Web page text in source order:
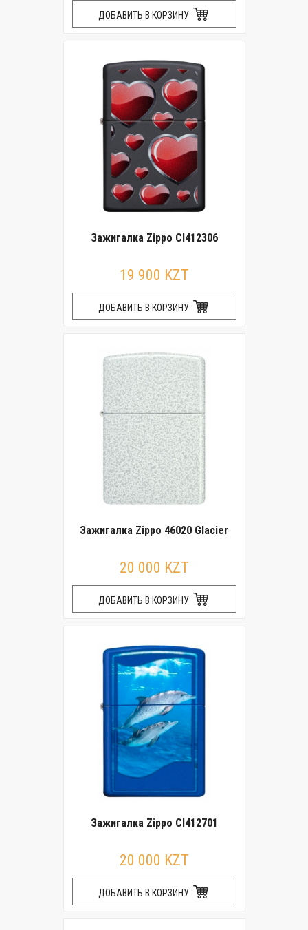
ДОБАВИТЬ В КОРЗИНУ
Зажигалка Zippo CI412306
19 900 KZT
ДОБАВИТЬ В КОРЗИНУ
Зажигалка Zippo 46020 Glacier
20 000 KZT
ДОБАВИТЬ В КОРЗИНУ
Зажигалка Zippo CI412701
20 000 KZT
ДОБАВИТЬ В КОРЗИНУ